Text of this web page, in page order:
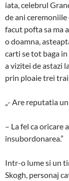
iata, celebrul
de ani
facut pofta sa ma
o doamna,
carti se tot baga
a vizitei de astazi
prin ploaie trei
„- Are reputatia
– La fel ca oricare
insubordonarea.”
Intr-o lume si un
Skogh, personaj